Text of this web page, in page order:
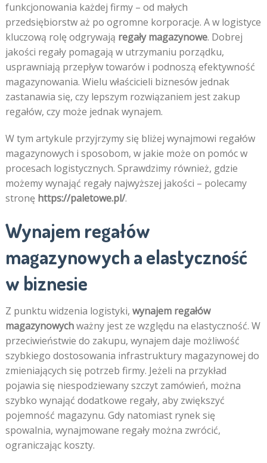
funkcjonowania każdej firmy – od małych
przedsiębiorstw aż po ogromne korporacje. A w logistyce
kluczową rolę odgrywają regały magazynowe. Dobrej
jakości regały pomagają w utrzymaniu porządku,
usprawniają przepływ towarów i podnoszą efektywność
magazynowania. Wielu właścicieli biznesów jednak
zastanawia się, czy lepszym rozwiązaniem jest zakup
regałów, czy może jednak wynajem.
W tym artykule przyjrzymy się bliżej wynajmowi regałów
magazynowych i sposobom, w jakie może on pomóc w
procesach logistycznych. Sprawdzimy również, gdzie
możemy wynająć regały najwyższej jakości – polecamy
stronę https://paletowe.pl/.
Wynajem regałów
magazynowych a elastyczność
w biznesie
Z punktu widzenia logistyki, wynajem regałów
magazynowychważny jest ze względu na elastyczność. W
przeciwieństwie do zakupu, wynajem daje możliwość
szybkiego dostosowania infrastruktury magazynowej do
zmieniających się potrzeb firmy. Jeżeli na przykład
pojawia się niespodziewany szczyt zamówień, można
szybko wynająć dodatkowe regały, aby zwiększyć
pojemność magazynu. Gdy natomiast rynek się
spowalnia, wynajmowane regały można zwrócić,
ograniczając koszty.